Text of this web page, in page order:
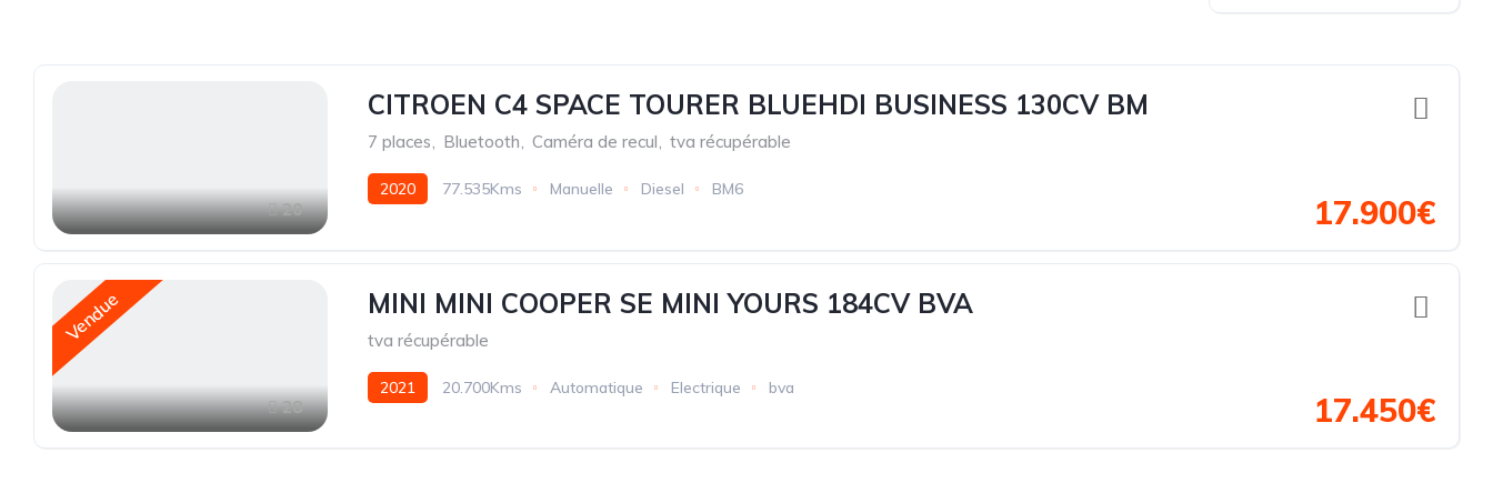
20
CITROEN C4 SPACE TOURER BLUEHDI BUSINESS 130CV BM
7 places, Bluetooth, Caméra de recul, tva récupérable
2020 77.535Kms Manuelle Diesel BM6
17.900€
Vendue
28
MINI MINI COOPER SE MINI YOURS 184CV BVA
tva récupérable
2021 20.700Kms Automatique Electrique bva
17.450€